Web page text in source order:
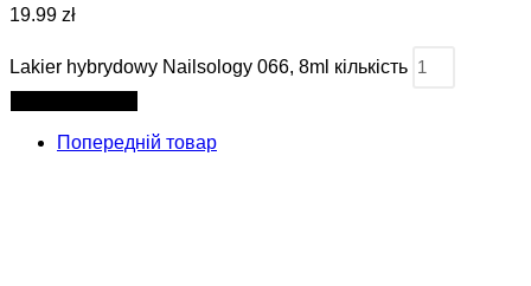
19.99 zł
Lakier hybrydowy Nailsology 066, 8ml кількість
Попередній товар